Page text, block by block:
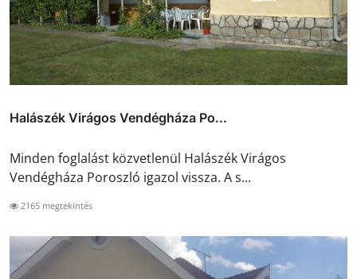
Halászék Virágos Vendégháza Po...
Minden foglalást közvetlenül Halászék Virágos
Vendégháza Poroszló igazol vissza. A s...
2165 megtekintés